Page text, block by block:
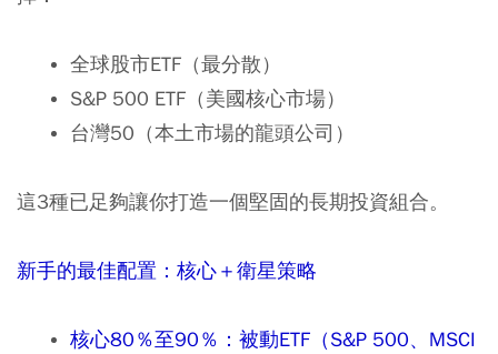
全球股市ETF（最分散）
S&P 500 ETF（美國核心市場）
台灣50 （本土市場的龍頭公司）
這3種已足夠讓你打造一個堅固的長期投資組合。
新手的最佳配置：核心＋衛星策略
核心80％至90％：被動ETF（S&P 500、MSCI